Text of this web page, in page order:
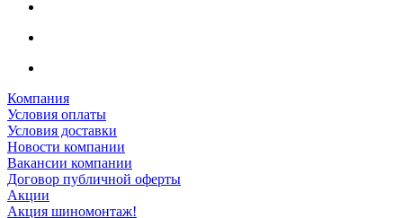
Компания
Условия оплаты
Условия доставки
Новости компании
Вакансии компании
Договор публичной оферты
Акции
Акция шиномонтаж!